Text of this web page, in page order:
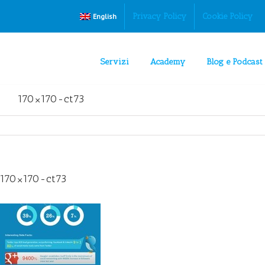
English Privacy Policy Cookie Policy
Servizi Academy Blog e Podcast
170×170-ct73
170×170-ct73